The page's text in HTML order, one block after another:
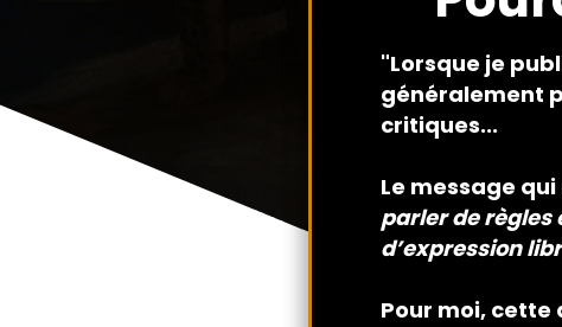
Enter your text here...
"Lorsque je
généralement
critiques...
Le message
parler de règles
d’expression
Pour moi,